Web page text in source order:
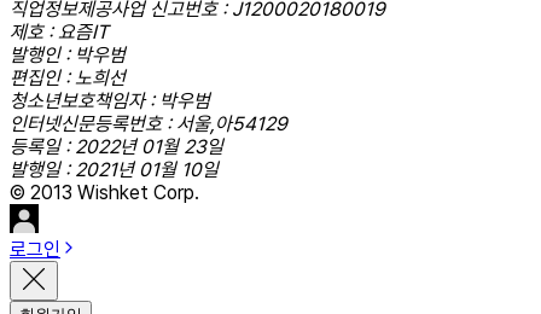
직업정보제공사업 신고번호 : J1200020180019
제호 : 요즘IT
발행인 : 박우범
편집인 : 노희선
청소년보호책임자 : 박우범
인터넷신문등록번호 : 서울,아54129
등록일 : 2022년 01월 23일
발행일 : 2021년 01월 10일
© 2013 Wishket Corp.
로그인